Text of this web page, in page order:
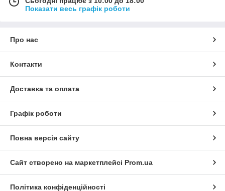
Показати весь графік роботи
Про нас
Контакти
Доставка та оплата
Графік роботи
Повна версія сайту
Сайт створено на маркетплейсі Prom.ua
Політика конфіденційності